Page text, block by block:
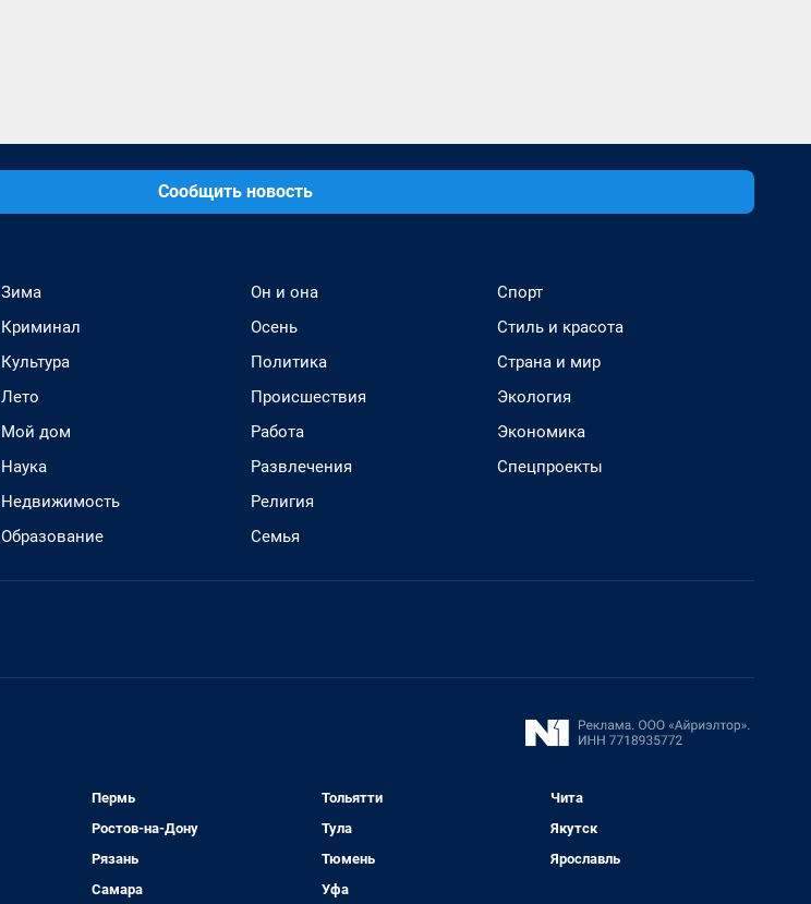
Сообщить новость
Зима
Криминал
Культура
Лето
Мой дом
Наука
Недвижимость
Образование
Он и она
Осень
Политика
Происшествия
Работа
Развлечения
Религия
Семья
Спорт
Стиль и красота
Страна и мир
Экология
Экономика
Спецпроекты
Пермь
Ростов-на-Дону
Рязань
Самара
Тольятти
Тула
Тюмень
Уфа
Чита
Якутск
Ярославль